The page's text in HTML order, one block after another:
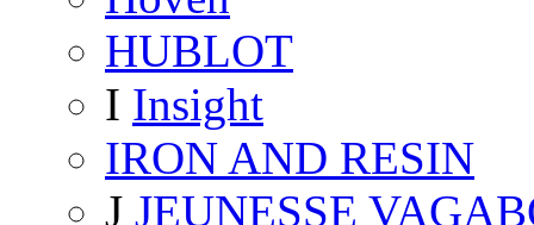
HUBLOT
I Insight
IRON AND RESIN
J JEUNESSE